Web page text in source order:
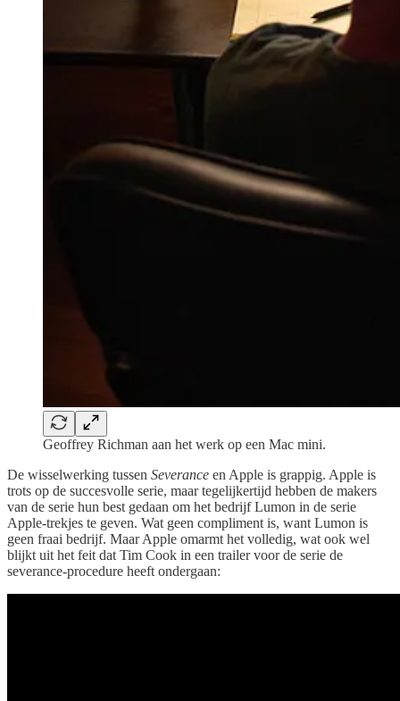
Geoffrey Richman aan het werk op een Mac mini.
De wisselwerking tussen Severance en Apple is grappig. Apple is
trots op de succesvolle serie, maar tegelijkertijd hebben de makers
van de serie hun best gedaan om het bedrijf Lumon in de serie
Apple-trekjes te geven. Wat geen compliment is, want Lumon is
geen fraai bedrijf. Maar Apple omarmt het volledig, wat ook wel
blijkt uit het feit dat Tim Cook in een trailer voor de serie de
severance-procedure heeft ondergaan: